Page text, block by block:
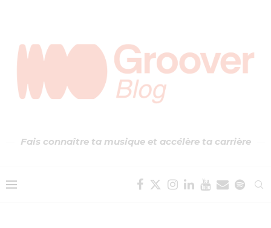
Fais connaître ta musique et accélère ta carrière